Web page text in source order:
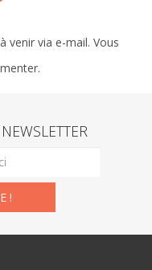
venir via e-mail. Vous